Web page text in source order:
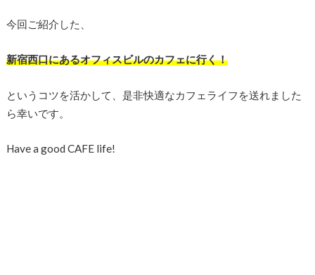
今回ご紹介した、
新宿西口にあるオフィスビルのカフェに行く！
というコツを活かして、是非快適なカフェライフを送れました
ら幸いです。
Have a good CAFE life!